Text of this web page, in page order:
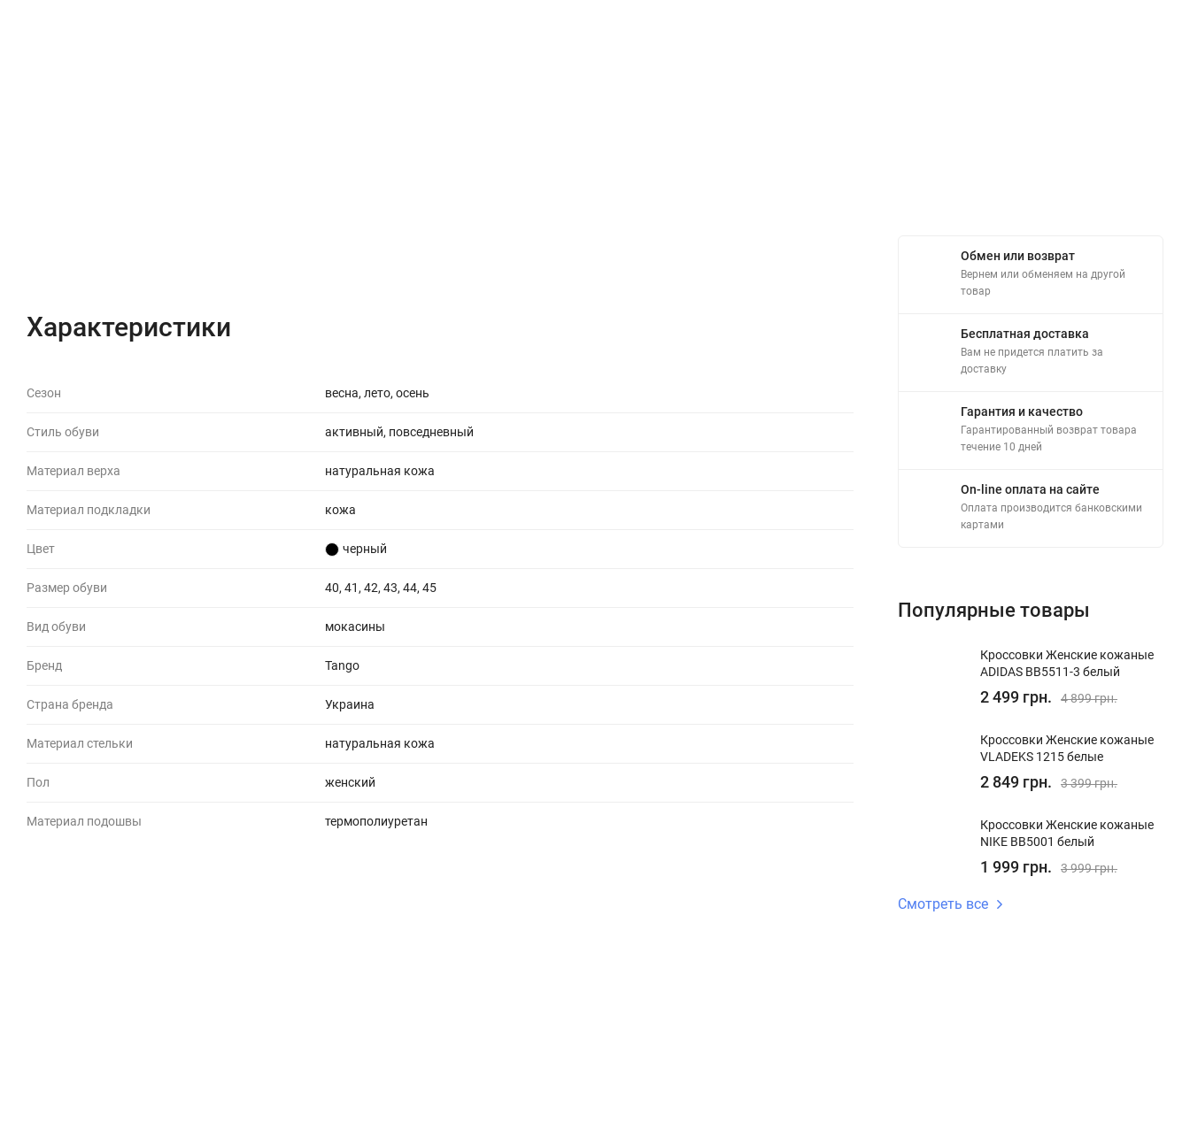
Характеристики
Сезон весна, лето, осень
Стиль обуви активный, повседневный
Материал верха натуральная кожа
Материал подкладки кожа
Цвет черный
Размер обуви 40, 41, 42, 43, 44, 45
Вид обуви мокасины
Бренд Tango
Страна бренда Украина
Материал стельки натуральная кожа
Пол женский
Материал подошвы термополиуретан
Обмен или возврат
Вернем или обменяем на другой
товар
Бесплатная доставка
Вам не придется платить за
доставку
Гарантия и качество
Гарантированный возврат товара
течение 10 дней
On-line оплата на сайте
Оплата производится банковскими
картами
Популярные товары
Кроссовки Женские кожаные
ADIDAS BB5511-3 белый
2 499 грн. 4 899 грн.
Кроссовки Женские кожаные
VLADEKS 1215 белые
2 849 грн. 3 399 грн.
Кроссовки Женские кожаные
NIKE BB5001 белый
1 999 грн. 3 999 грн.
Смотреть все